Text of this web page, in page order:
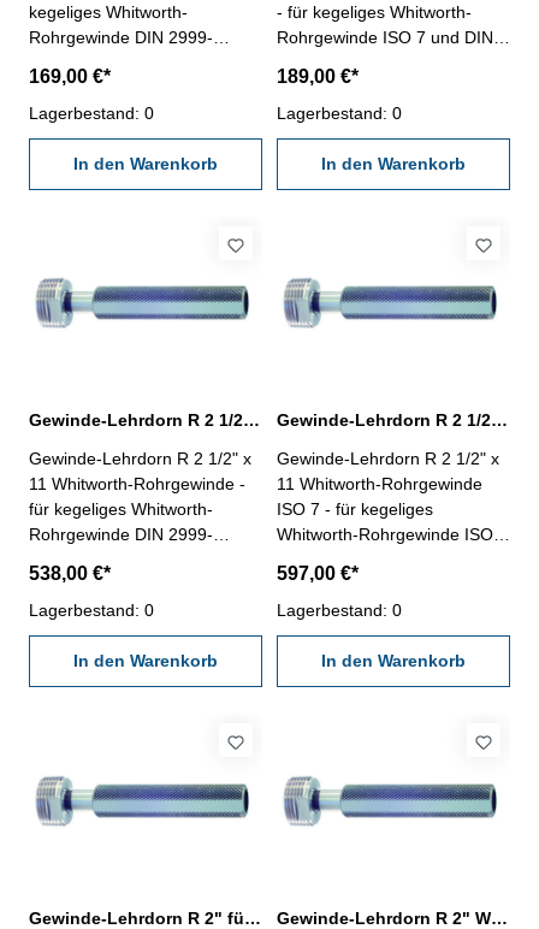
kegeliges Whitworth-
Rohrgewinde DIN 2999-
"Ausschuss"- die
Grenzlehrdorne sind mit GLD-
Rp DIN 2999 beschriftet
Nennmaß: R 1/8" x 28
169,00 €*
Lagerbestand: 0
In den Warenkorb
- für kegeliges Whitworth-
Rohrgewinde ISO 7 und DIN
"Gut" und "Ausschuss"- die
Grenzlehrdorne ISO 7-2:2000
und DIN EN 10226-3 sind mit
ISO 7 Rc/Rp Nr. 1 beschriftet
Nennmaß: R 1/8" x 28
189,00 €*
Lagerbestand: 0
In den Warenkorb
Gewinde-Lehrdorn R 2 1/2" für Whitworth-Rohrgewinde
Gewinde-Lehrdorn R 2 1/2" x
11 Whitworth-Rohrgewinde -
für kegeliges Whitworth-
Rohrgewinde DIN 2999-
"Ausschuss"- die
Grenzlehrdorne sind mit GLD-
Rp DIN 2999 beschriftet
Nennmaß: R 2 1/2" x 11
538,00 €*
Lagerbestand: 0
In den Warenkorb
Gewinde-Lehrdorn R 2 1/2" Whitworth-Rohrgewinde ISO 7
Gewinde-Lehrdorn R 2 1/2" x
11 Whitworth-Rohrgewinde
ISO 7 - für kegeliges
Whitworth-Rohrgewinde ISO 7
Rechtsgewinde, "Gut" und
"Ausschuss"- die
Grenzlehrdorne ISO 7-2:2000
und DIN EN 10226-3 sind mit
ISO 7 Rc/Rp Nr. 1 beschriftet
597,00 €*
Lagerbestand: 0
In den Warenkorb
Gewinde-Lehrdorn R 2" für Whitworth-Rohrgewinde
Gewinde-Lehrdorn R 2" Whitworth-Rohrgewinde ISO 7